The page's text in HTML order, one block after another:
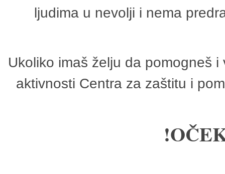
ljudima u nevolji i nema
Ukoliko imaš želju da pomogneš
aktivnosti Centra za zaštitu i